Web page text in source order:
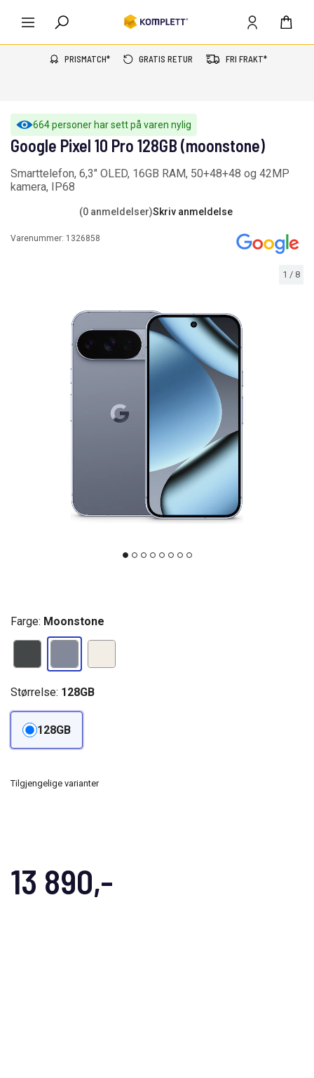
PRISMATCH* GRATIS RETUR FRI FRAKT*
664 personer har sett på varen nylig
1 / 8
Google Pixel 10 Pro 128GB (moonstone)
Smarttelefon, 6,3" OLED, 16GB RAM, 50+48+48 og 42MP
kamera, IP68
(0 anmeldelser)Skriv anmeldelse
Varenummer: 1326858
13 890,-
Farge: Moonstone
Størrelse: 128GB
128GB
Tilgjengelige varianter